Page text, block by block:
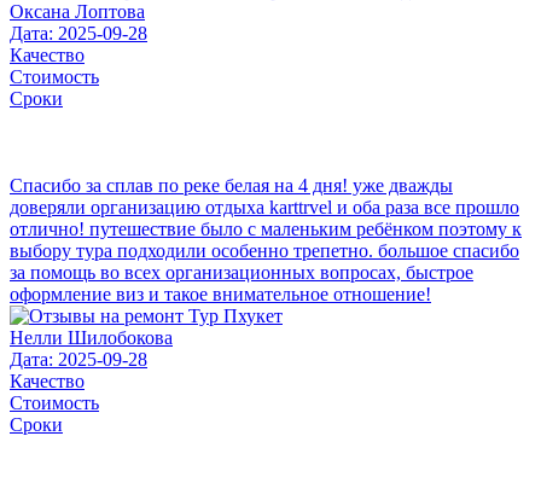
Оксана Лоптова
Дата: 2025-09-28
Качество
Стоимость
Сроки
Спасибо за сплав по реке белая на 4 дня! уже дважды
доверяли организацию отдыха karttrvel и оба раза все прошло
отлично! путешествие было с маленьким ребёнком поэтому к
выбору тура подходили особенно трепетно. большое спасибо
за помощь во всех организационных вопросах, быстрое
оформление виз и такое внимательное отношение!
Нелли Шилобокова
Дата: 2025-09-28
Качество
Стоимость
Сроки